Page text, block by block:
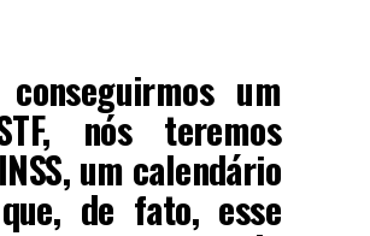
um
nós teremos
um calendário
de fato, esse